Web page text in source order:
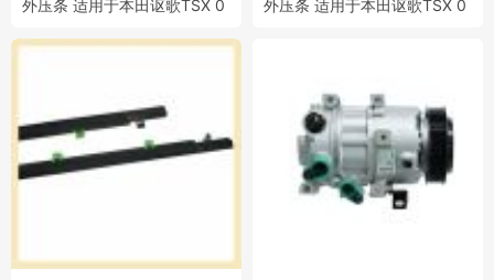
外压条 适用于本田讴歌TSX 0
外压条 适用于本田讴歌TSX 0